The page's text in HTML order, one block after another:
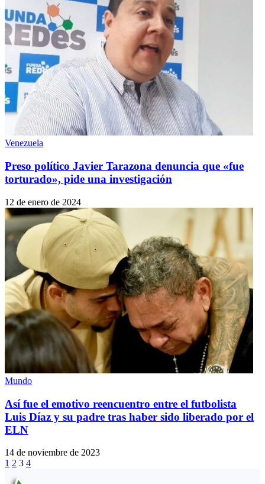
Venezuela
Preso político Javier Tarazona denuncia que «fue
torturado», pide una investigación
12 de enero de 2024
Mundo
Así fue el emotivo reencuentro entre el futbolista
Luis Díaz y su padre tras haber sido liberado por el
ELN
14 de noviembre de 2023
1 2 3 4